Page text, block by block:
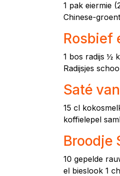
1 pak eiermie
Chinese-
Rosbief
1 bos radijs ½
Radijsjes
Saté
15 cl
koffielepel
Broodje
10 gepelde
el bieslook 1